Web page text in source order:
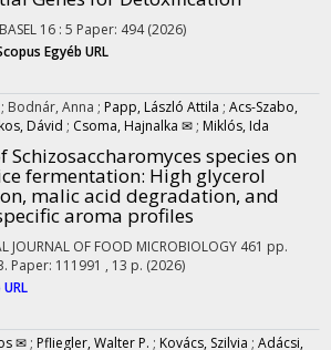
16 : 5 Paper: 494(2026)
Egyéb URL
; Bodnár, Anna ; Papp, László Attila ; Acs-Szabo,
Dávid ; Csoma, Hajnalka ✉ ; Miklós, Ida
Schizosaccharomyces species on
fermentation: High glycerol
malic acid degradation, and
aroma profiles
JOURNAL OF FOOD MICROBIOLOGY 461 pp.
Paper: 111991 , 13 p. (2026)
✉ ; Pfliegler, Walter P. ; Kovács, Szilvia ; Adácsi,